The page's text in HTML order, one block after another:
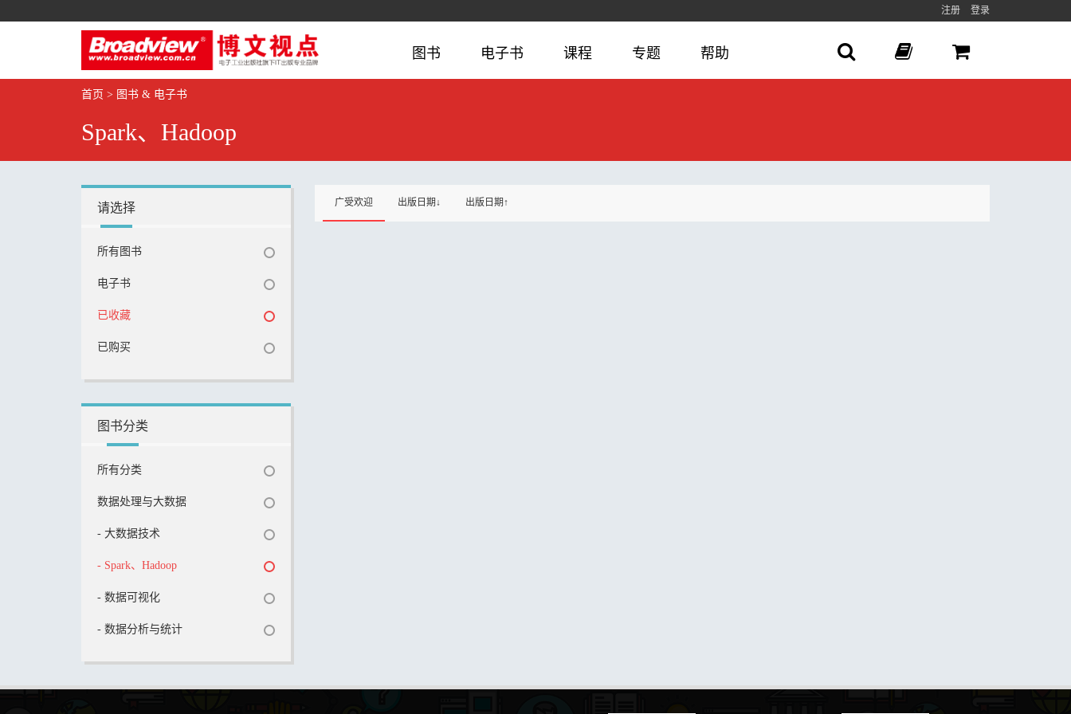
注册 登录
图书 电子书 课程 专题 帮助
首页 > 图书 & 电子书
Spark、Hadoop
请选择
所有图书
电子书
已收藏
已购买
图书分类
所有分类
数据处理与大数据
- 大数据技术
- Spark、Hadoop
- 数据可视化
- 数据分析与统计
广受欢迎 出版日期↓ 出版日期↑